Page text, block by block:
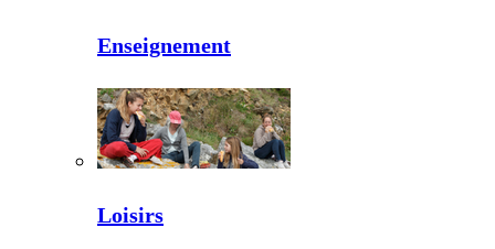
Enseignement
Loisirs